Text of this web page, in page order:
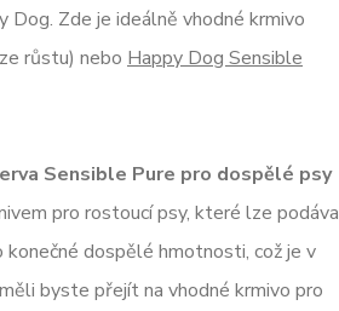
Dog. Zde je ideálně vhodné krmivo
růstu) nebo Happy Dog Sensible
Sensible Pure pro dospělé psy
pro rostoucí psy, které lze
konečné dospělé hmotnosti, což je v
byste přejít na vhodné krmivo pro